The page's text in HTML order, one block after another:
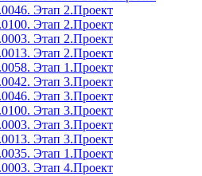
Этап 2.Проект
Этап 2.Проект
Этап 2.Проект
Этап 2.Проект
Этап 1.Проект
Этап 3.Проект
Этап 3.Проект
Этап 3.Проект
Этап 3.Проект
Этап 3.Проект
Этап 1.Проект
Этап 4.Проект